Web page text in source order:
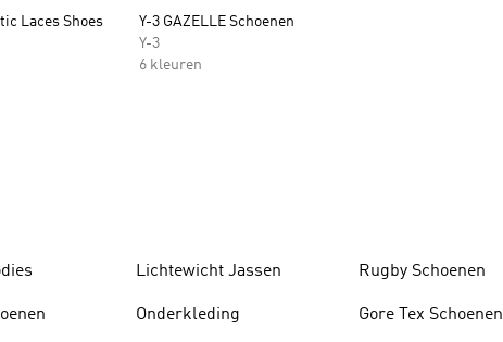
Laces Shoes
Y-3 GAZELLE Schoenen
Y-3
6 kleuren
Lichtewicht Jassen
Onderkleding
Rugby Schoenen
Gore Tex Schoenen